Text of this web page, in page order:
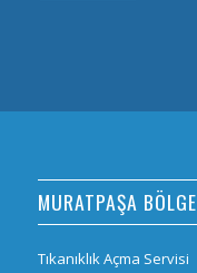
MURATPAŞA
Tıkanıklık Açma Servisi